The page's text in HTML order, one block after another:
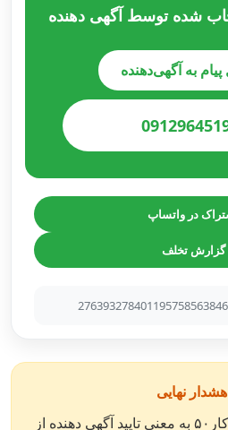
شده توسط آگهی دهنده
به آگهی‌دهنده
در واتساپ
گزارش تخلف
نهایی
« انتشار آگهی در سایت کار۵۰ به معنی تایید آگهی دهنده از